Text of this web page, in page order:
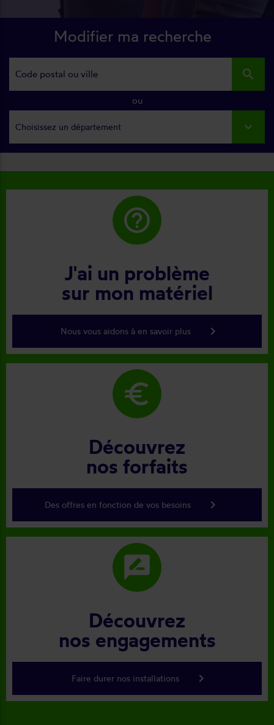
Modifier ma recherche
search
ou
Choisissez un département
help_outline
J'ai un problème
sur mon matériel
Nous vous aidons à en savoir plus keyboard_arrow_right
euro
Découvrez
nos forfaits
Des offres en fonction de vos besoins keyboard_arrow_right
rate_review
Découvrez
nos engagements
Faire durer nos installations keyboard_arrow_right